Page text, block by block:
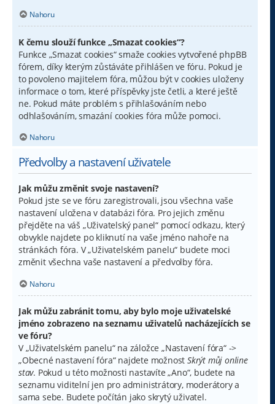
Nahoru
K čemu slouží funkce „Smazat cookies“?
Funkce „Smazat cookies“ smaže cookies vytvořené phpBB
fórem, díky kterým zůstáváte přihlášen ve fóru. Pokud je
to povoleno majitelem fóra, můžou být v cookies uloženy
informace o tom, které příspěvky jste četli, a které ještě
ne. Pokud máte problém s přihlašováním nebo
odhlašováním, smazání cookies fóra může pomoci.
Nahoru
Předvolby a nastavení uživatele
Jak můžu změnit svoje nastavení?
Pokud jste se ve fóru zaregistrovali, jsou všechna vaše
nastavení uložena v databázi fóra. Pro jejich změnu
přejděte na váš „Uživatelský panel“ pomocí odkazu, který
obvykle najdete po kliknutí na vaše jméno nahoře na
stránkách fóra. V „Uživatelském panelu“ budete moci
změnit všechna vaše nastavení a předvolby fóra.
Nahoru
Jak můžu zabránit tomu, aby bylo moje uživatelské
jméno zobrazeno na seznamu uživatelů nacházejících se
ve fóru?
V „Uživatelském panelu“ na záložce „Nastavení fóra“ ->
„Obecné nastavení fóra“ najdete možnostSkrýt můj online
stav. Pokud u této možnosti nastavíte „Ano“, budete na
seznamu viditelní jen pro administrátory, moderátory a
sama sebe. Budete počítán jako skrytý uživatel.